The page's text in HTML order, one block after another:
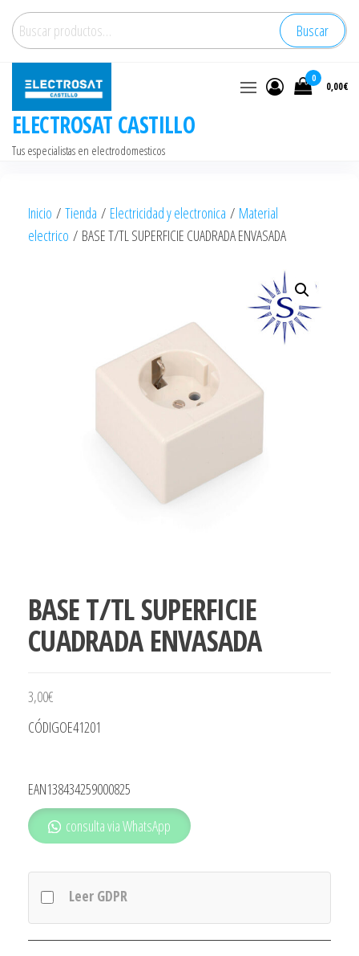
Saltar
contenido
Buscar
por:
Buscar
ELECTROSAT CASTILLO
Tus especialistas en electrodomesticos
0
0,00€
Inicio / Tienda / Electricidad y electronica / Material
electrico / BASE T/TL SUPERFICIE CUADRADA ENVASADA
BASE T/TL SUPERFICIE
CUADRADA ENVASADA
3,00€
CÓDIGOE41201
EAN138434259000825
consulta via WhatsApp
Leer GDPR